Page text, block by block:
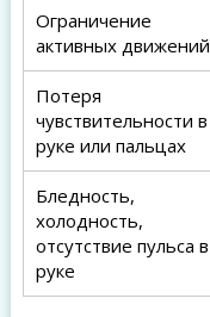
Ограничение
активных движений
Потеря
чувствительности в
руке или пальцах
Бледность,
холодность,
отсутствие пульса в
руке